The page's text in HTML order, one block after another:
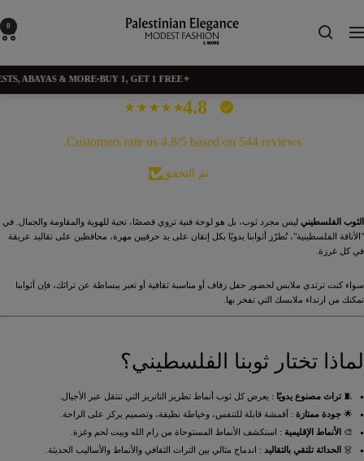
محتوي
التنقل
Palestinian
Elegance
0
✦
BUY 1, GET 1 FREE
•
ABAYAS & MORE
4.8
Customers rate us 4.8/5 based on 544 reviews.
تم التحقق
الثوب الفلسطيني ليس مجرد ثوب، بل هو لوحة فنية تروي قصصًا، تحية للهوية والمقاومة والجمال. في
"الأناقة الفلسطينية"، تُطرّز أثوابنا يدويًا بكل إتقان على يد حرفيين مهرة، محافظين على تقاليد عريقة
في كل غرزة.
سواء كنت ترتدي ملابس لحضور حفل زفاف أو مناسبة ثقافية أو تعبر ببساطة عن تراثك، فإن أثوابنا
تمكنك من ارتداء ملابسك التي تفخر بها.
لماذا تختار ثوبنا الفلسطيني؟
🧵 تراث مصنوع يدويًا : يعرض كل ثوب أنماط تطريز التاتريز التي تنتقل عبر الأجيال.
🌟 جودة ممتازة: أقمشة قابلة للتنفس، وخياطة نظيفة، وتصميم يركز على الراحة.
🎨 الأنماط الإقليمية : استكشف الأنماط المستوحاة من رام الله وبيت لحم وغزة.
👗 الحداثة تلتقي بالتقاليد : اندماج مثالي بين التراث الثقافي والأنماط والأساليب الحديثة.